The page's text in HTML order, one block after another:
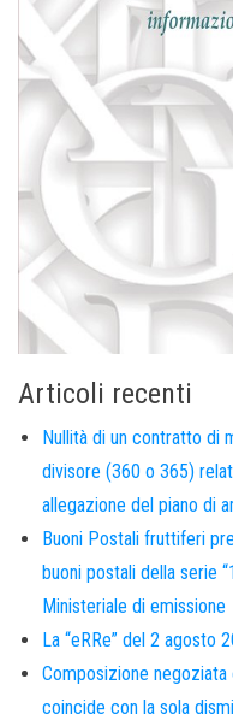
Articoli recenti
Nullità di un contratto di
divisore (360 o 365)
allegazione del piano di
Buoni Postali fruttiferi
buoni postali della serie
Ministeriale di emissione
La “eRRe” del 2 agosto
Composizione negoziata
coincide con la sola